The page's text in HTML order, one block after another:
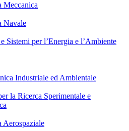
Meccanica
Navale
Sistemi per l’Energia e l’Ambiente
Industriale ed Ambientale
la Ricerca Sperimentale e
Aerospaziale